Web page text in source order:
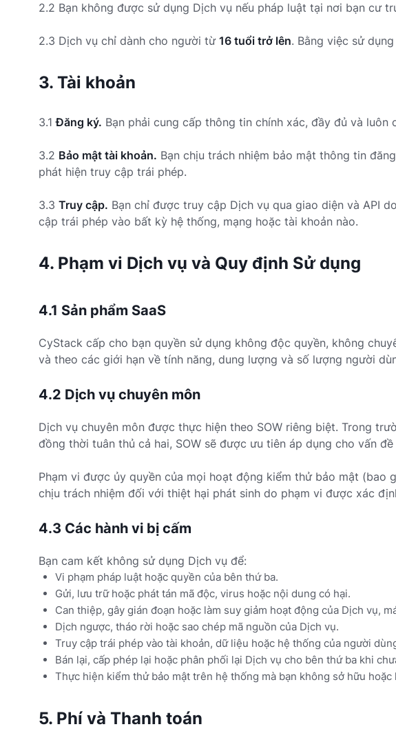
2.2 Bạn không được sử dụng Dịch vụ nếu pháp luật tại nơi bạn cư
2.3 Dịch vụ chỉ dành cho người từ 16 tuổi trở lên. Bằng việc sử
3. Tài khoản
3.1Đăng ký. Bạn phải cung cấp thông tin chính xác, đầy đủ và luôn
3.2 Bảo mật tài khoản. Bạn chịu trách nhiệm bảo mật thông tin
phát hiện truy cập trái phép.
3.3 Truy cập. Bạn chỉ được truy cập Dịch vụ qua giao diện và API
cập trái phép vào bất kỳ hệ thống, mạng hoặc tài khoản nào.
4. Phạm vi Dịch vụ và Quy định Sử dụng
4.1 Sản phẩm SaaS
CyStack cấp cho bạn quyền sử dụng không độc quyền, không
và theo các giới hạn về tính năng, dung lượng và số lượng người
4.2 Dịch vụ chuyên môn
Dịch vụ chuyên môn được thực hiện theo SOW riêng biệt. Trong
đồng thời tuân thủ cả hai, SOW sẽ được ưu tiên áp dụng cho vấn
Phạm vi được ủy quyền của mọi hoạt động kiểm thử bảo mật (bao
chịu trách nhiệm đối với thiệt hại phát sinh do phạm vi được xác
4.3 Các hành vi bị cấm
Bạn cam kết không sử dụng Dịch vụ để:
Vi phạm pháp luật hoặc quyền của bên thứ ba.
Gửi, lưu trữ hoặc phát tán mã độc, virus hoặc nội dung có hại.
Can thiệp, gây gián đoạn hoặc làm suy giảm hoạt động của Dịch vụ,
Dịch ngược, tháo rời hoặc sao chép mã nguồn của Dịch vụ.
Truy cập trái phép vào tài khoản, dữ liệu hoặc hệ thống của người
Bán lại, cấp phép lại hoặc phân phối lại Dịch vụ cho bên thứ ba khi
Thực hiện kiểm thử bảo mật trên hệ thống mà bạn không sở hữu
5. Phí và Thanh toán